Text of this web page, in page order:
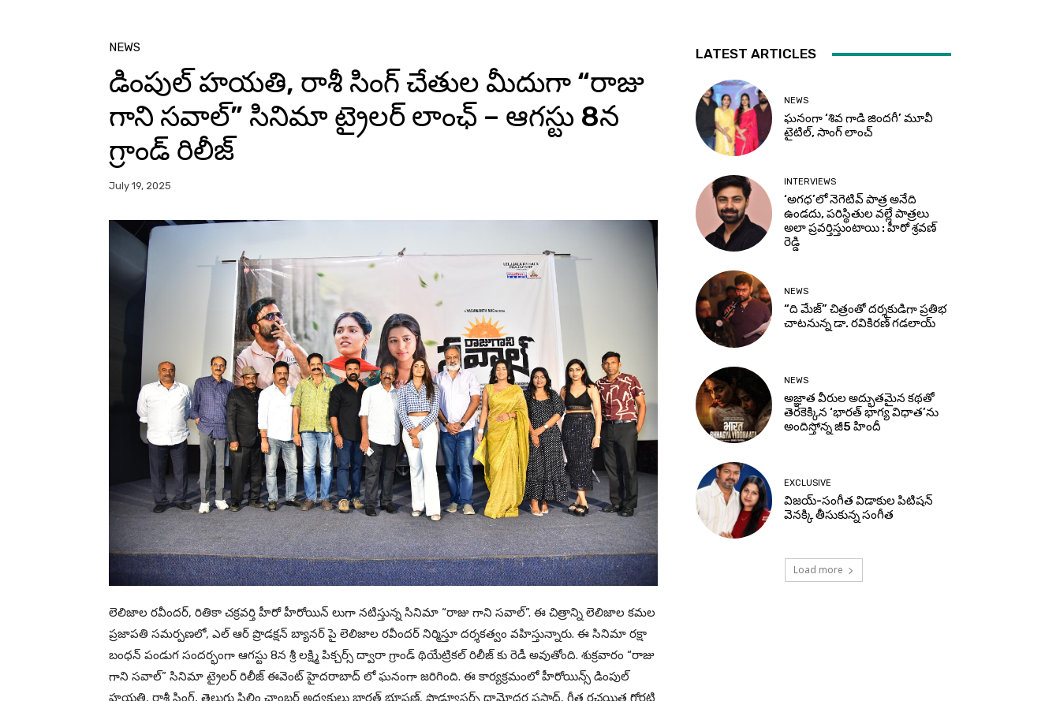
NEWS
డింపుల్ హయతి, రాశీ సింగ్ చేతుల మీదుగా “రాజు
గాని సవాల్” సినిమా ట్రైలర్ లాంఛ్ – ఆగస్టు 8న
గ్రాండ్ రిలీజ్
July 19, 2025
లెలిజాల రవీందర్, రితికా చక్రవర్తి హీరో హీరోయిన్ లుగా నటిస్తున్న సినిమా “రాజు గాని సవాల్”. ఈ చిత్రాన్ని లెలిజాల కమల
ప్రజాపతి సమర్పణలో, ఎల్ ఆర్ ప్రొడక్షన్ బ్యానర్ పై లెలిజాల రవీందర్ నిర్మిస్తూ దర్శకత్వం వహిస్తున్నారు. ఈ సినిమా రక్షా
బంధన్ పండుగ సందర్భంగా ఆగస్టు 8న శ్రీ లక్ష్మి పిక్చర్స్ ద్వారా గ్రాండ్ థియేట్రికల్ రిలీజ్ కు రెడీ అవుతోంది. శుక్రవారం “రాజు
గాని సవాల్” సినిమా ట్రైలర్ రిలీజ్ ఈవెంట్ హైదరాబాద్ లో ఘనంగా జరిగింది. ఈ కార్యక్రమంలో హీరోయిన్స్ డింపుల్
హయతి, రాశీ సింగ్, తెలుగు ఫిలిం ఛాంబర్ అధ్యక్షులు భారత్ భూషణ్, ప్రొడ్యూసర్స్ దామోదర ప్రసాద్, గీత రచయిత గోరటి
LATEST ARTICLES
NEWS
ఘనంగా ‘శివ గాడి జింద‌గీ’ మూవీ
టైటిల్, సాంగ్ లాంచ్
INTERVIEWS
‘అగధ’లో నెగెటివ్ పాత్ర అనేది
ఉండదు, పరిస్థితుల వల్లే పాత్రలు
అలా ప్రవర్తిస్తుంటాయి : హీరో శ్రవణ్
రెడ్డి
NEWS
“ది మేజ్” చిత్రంతో దర్శకుడిగా ప్రతిభ
చాటనున్న డా. రవికిరణ్ గడలాయ్
NEWS
అజ్ఞాత వీరుల అద్భుతమైన కథతో
తెరకెక్కిన ‘భారత్ భాగ్య విధాత’ను
అందిస్తోన్న జీ5 హిందీ
EXCLUSIVE
విజయ్-సంగీత విడాకుల పిటిషన్
వెనక్కి తీసుకున్న సంగీత
Load more